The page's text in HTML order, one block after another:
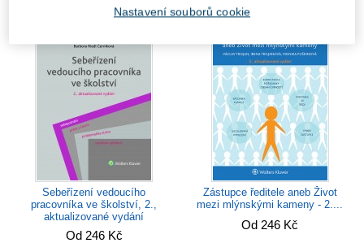
Sebeřízení vedoucího
pracovníka ve školství, 2.,
aktualizované vydání
Od 246 Kč
Zástupce ředitele aneb Život
mezi mlýnskými kameny - 2....
Od 246 Kč
Nastavení souborů cookie